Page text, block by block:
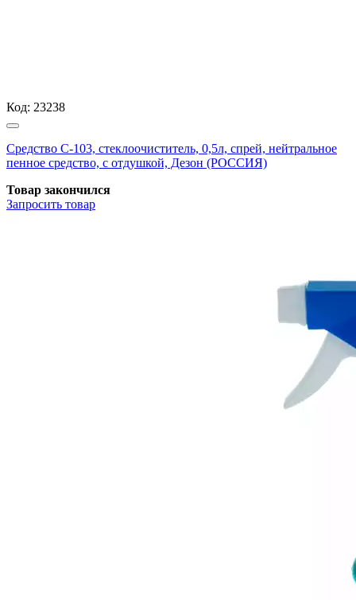
Код: 23238
Средство С-103, стеклоочиститель, 0,5л, спрей, нейтральное
пенное средство, с отдушкой, Дезон (РОССИЯ)
Товар закончился
Запросить товар